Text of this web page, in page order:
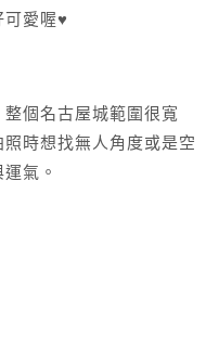
可愛喔♥
個名古屋城範圍很寬
時想找無人角度或是空
氣。